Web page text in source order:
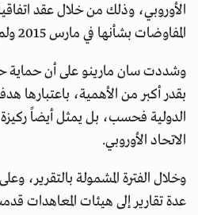
الأوروبي، وذلك من خلال عقد
المفاوضات بشأنها في مارس 2015 ولم تبرم حتى ديسمبر 2023.
وشددت سان مارينو على أن
بقدر أكبر من الأهمية، باعتبارها
الدولية فحسب، بل يمثل أيضاً
الاتحاد الأوروبي.
وخلال الفترة المشمولة بالتقرير،
عدة تقارير إلى هيئات المعاهدات